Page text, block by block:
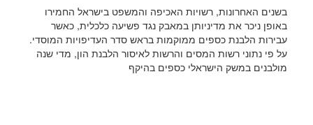
בשנים האחרונות, רשויות האכיפה והמשפט בישראל החמירו
באופן ניכר את מדיניותן במאבק נגד פשיעה כלכלית, כאשר
עבירות הלבנת כספים ממוקמות בראש סדר העדיפויות המוסדי.
על פי נתוני רשות המסים והרשות לאיסור הלבנת הון, מדי שנה
מולבנים במשק הישראלי כספים בהיקף